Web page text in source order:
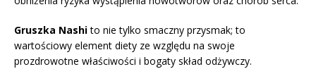
Gruszka Nashito nie tylko smaczny przysmak; to
wartościowy element diety ze względu na swoje
prozdrowotne właściwości i bogaty skład odżywczy.